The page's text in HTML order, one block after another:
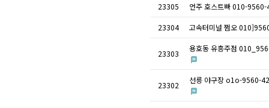
23305 언주 호스트빠 010-9560-
23304 고속터미널 쩜오
23303
용호동 유흥주점
23302
선릉 야구장 o1o-9560-